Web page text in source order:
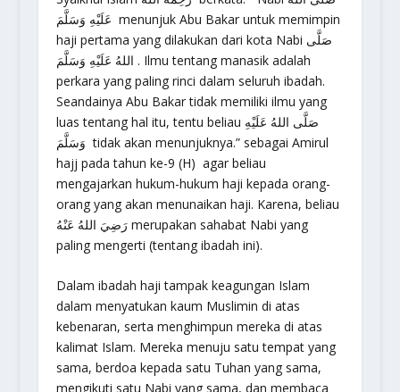
عَلَيْهِ وَسَلَّمَ menunjuk Abu Bakar untuk memimpin
haji pertama yang dilakukan dari kota Nabi صَلَّى
اللهُ عَلَيْهِ وَسَلَّمَ . Ilmu tentang manasik adalah
perkara yang paling rinci dalam seluruh ibadah.
Seandainya Abu Bakar tidak memiliki ilmu yang
luas tentang hal itu, tentu beliau صَلَّى اللهُ عَلَيْهِ
وَسَلَّمَ tidak akan menunjuknya.” sebagai Amirul
hajj pada tahun ke-9 (H) agar beliau
mengajarkan hukum-hukum haji kepada orang-
orang yang akan menunaikan haji. Karena, beliau
رَضِيَ اللهُ عَنْهُ merupakan sahabat Nabi yang
paling mengerti (tentang ibadah ini).
Dalam ibadah haji tampak keagungan Islam
dalam menyatukan kaum Muslimin di atas
kebenaran, serta menghimpun mereka di atas
kalimat Islam. Mereka menuju satu tempat yang
sama, berdoa kepada satu Tuhan yang sama,
mengikuti satu Nabi yang sama, dan membaca